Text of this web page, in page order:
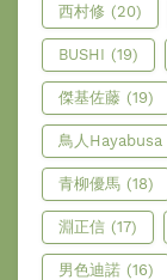
西村修 (20)
BUSHI (19)
傑基佐藤 (19)
鳥人Hayabusa
青柳優馬 (18)
淵正信 (17)
男色迪諾 (16)